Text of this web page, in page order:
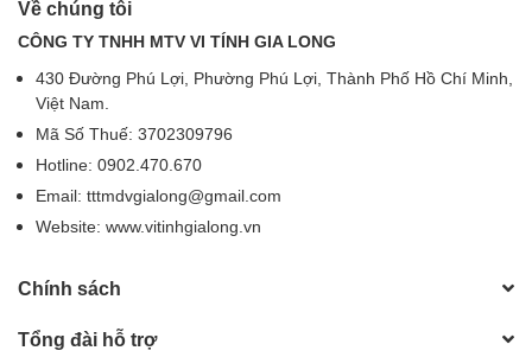
Về chúng tôi
CÔNG TY TNHH MTV VI TÍNH GIA LONG
430 Đường Phú Lợi, Phường Phú Lợi, Thành Phố Hồ Chí Minh,
Việt Nam.
Mã Số Thuế: 3702309796
Hotline: 0902.470.670
Email: tttmdvgialong@gmail.com
Website: www.vitinhgialong.vn
Chính sách
Tổng đài hỗ trợ